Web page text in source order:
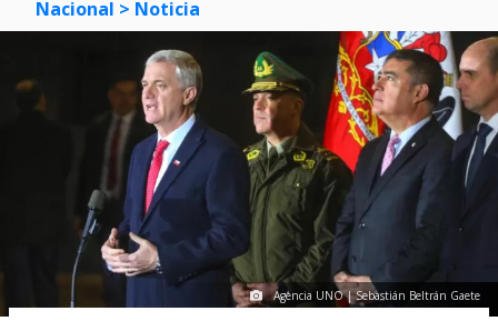
Nacional > Noticia
Agencia UNO | Sebastián Beltrán Gaete